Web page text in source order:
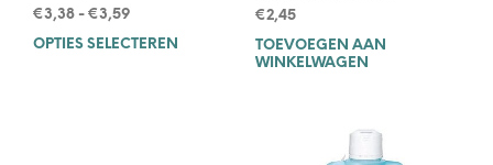
€3,38 - €3,59Prijsklasse:
€3,38
OPTIES SELECTEREN
Dit
product
€2,45
TOEVOEGEN AAN
WINKELWAGEN